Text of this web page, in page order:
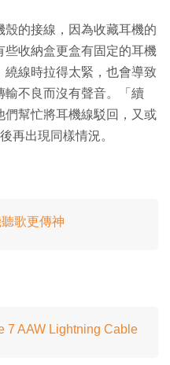
殼的接線，因為收藏耳機的
些收納盒更盒有固定的耳機
線時拉得太緊，也會導致
輸不良而沒有聲音。「續
幫忙將耳機線駁回，又或
再出現同樣情況。
歌更傳神
7 AAW Lightning Cable